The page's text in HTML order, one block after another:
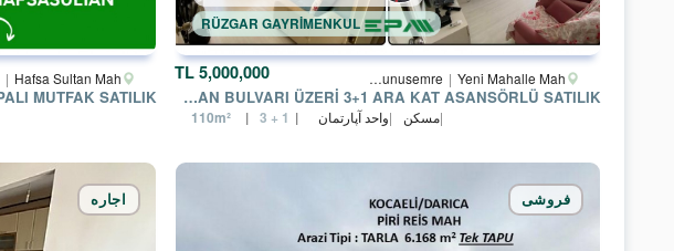
5,000,000 TL Yunusemre Yeni Mahalle Mah.
MANISA MIMAR SINAN BULVARI ÜZERI 3+1 ARA KAT ASANSÖRLÜ SATILIK
مسکن واحد آپارتمان 110m² 3 + 1
RÜZGAR GAYRİMENKUL
Hafsa Sultan Mah.
فروشی اجاره